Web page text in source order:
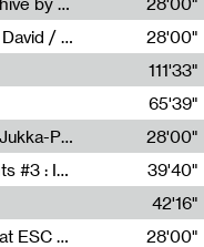
Radia Show #1109 : Funfair by Marius David / JET FM
28'00"
111'33"
Sarah Tritz,Elene Lapiashivili,Justin Marconnet,Mateo Cuche,Esther Lechevalier,Suzie Lecroart,Romance Castelet
65'39"
Radia Show #1108 : as or another by Jukka-Pekka Kervinen / Rádio Zero
28'00"
Sous le paysage - Habiter les éléments #3 : Interprétations, rituels et symboliques des éléments
39'40"
42'16"
Radia Show #1107 : Art's Birthday 26 at ESC - Medien Kunst Labor
28'00"